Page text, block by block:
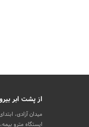
از پشت ابر
میدان آزادی،
ایستگاه مترو